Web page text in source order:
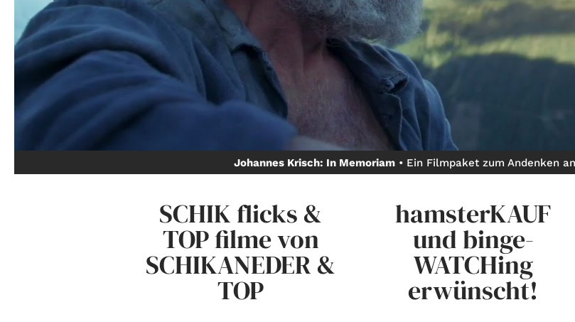
Gutscheine
& Filmpässe
Account
Suche
Johannes Krisch: In Memoriam• Ein Filmpaket zum Andenken
SCHIK flicks &
TOP filme von
SCHIKANEDER &
TOP
hamsterKAUF
und binge-
WATCHing
erwünscht!